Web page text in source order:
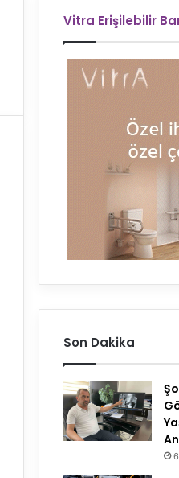
Vitra Erişilebilir
Son Dakika